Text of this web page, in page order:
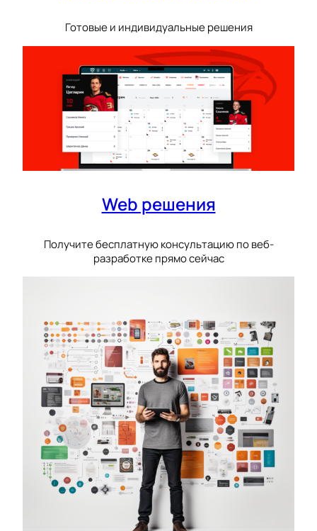
Готовые и индивидуальные решения
Web решения
Получите бесплатную консультацию по веб-
разработке прямо сейчас